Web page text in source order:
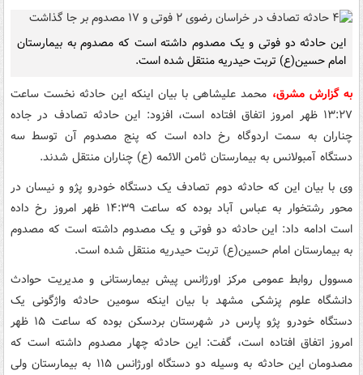
این حادثه دو فوتی و یک مصدوم داشته است که مصدوم به بیمارستان
امام حسین(ع) تربت حیدریه منتقل شده است.
به گزارش مشرق، محمد علیشاهی با بیان اینکه این حادثه نخست ساعت
۱۳:۲۷ ظهر امروز اتفاق افتاده است، افزود: این حادثه تصادف در جاده
چناران به سمت اردوگاه رخ داده است که پنج مصدوم آن توسط سه
دستگاه آمبولانس به بیمارستان ثامن الائمه (ع) چناران منتقل شدند.
وی با بیان این که حادثه دوم تصادف یک دستگاه خودرو پژو و نیسان در
محور رشتخوار به عباس آباد بوده که ساعت ۱۴:۳۹ ظهر امروز رخ داده
است ادامه داد: این حادثه دو فوتی و یک مصدوم داشته است که مصدوم
به بیمارستان امام حسین(ع) تربت حیدریه منتقل شده است.
مسوول روابط عمومی مرکز اورژانس پیش بیمارستانی و مدیریت حوادث
دانشگاه علوم پزشکی مشهد با بیان اینکه سومین حادثه واژگونی یک
دستگاه خودرو پژو پارس در شهرستان بردسکن بوده که ساعت ۱۵ ظهر
امروز اتفاق افتاده است، گفت: این حادثه چهار مصدوم داشته است که
مصدومان این حادثه به وسیله دو دستگاه اورژانس ۱۱۵ به بیمارستان ولی